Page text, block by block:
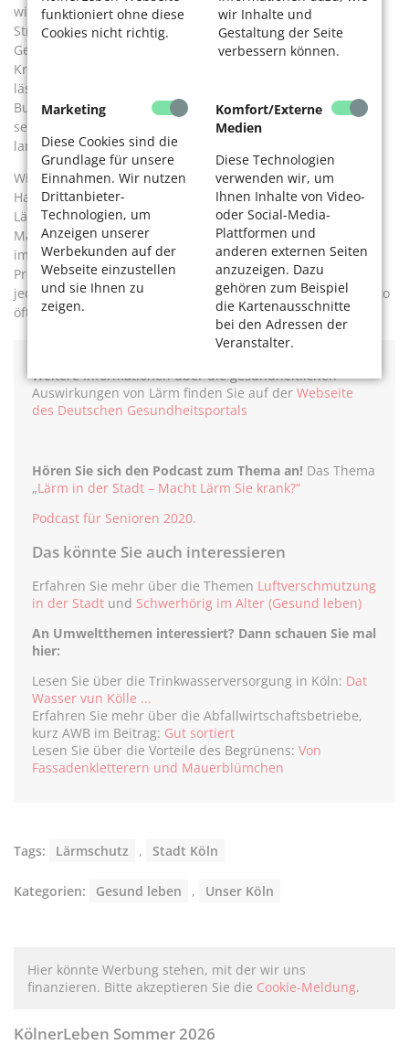
funktioniert ohne diese
Cookies nicht richtig.
wir Inhalte und
Gestaltung der Seite
verbessern können.
Marketing
Diese Cookies sind die
Grundlage für unsere
Einnahmen. Wir nutzen
Drittanbieter-
Technologien, um
Anzeigen unserer
Werbekunden auf der
Webseite einzustellen
und sie Ihnen zu
zeigen.
Komfort/Externe
Medien
Diese Technologien
verwenden wir, um
Ihnen Inhalte von Video-
oder Social-Media-
Plattformen und
anderen externen Seiten
anzuzeigen. Dazu
gehören zum Beispiel
die Kartenausschnitte
bei den Adressen der
Veranstalter.
wichtigsten gehören momentan lärmreduzierte
Straßenbeläge, Reduzierungen der zulässigen
Geschwindigkeiten, mehr Anwohnerparkzonen und mehr
Kreisverkehre statt Ampeln. Was sich wie schnell umsetzen
lässt, hängt auch von Zuständigkeiten ab – auf
Bundesstraßen oder Autobahnen etwa kann die Stadt Köln
selbst nicht tätig werden. „Die Lärmminderung ist eine
langfristige Angelegenheit.
Wichtigster Ansatzpunkt ist es, den Straßenverkehr als
Hauptverursacher zu reduzieren“, sagt Harald Krauß. Den
Lärmaktionsplan hält er nicht allein wegen konkreter
Maßnahmen für sinnvoll. Sondern vor allem, weil der Lärm
immer wieder zum öffentlichen Thema werde. „Das
Problembewusstsein wächst. Ebenso die Erkenntnis, dass
jeder selbst etwas beitragen kann und zum Beispiel das Auto
öfter mal stehen lässt.“
Weitere Informationen über die gesundheitlichen
Auswirkungen von Lärm finden Sie auf der Webseite
des Deutschen Gesundheitsportals
Hören Sie sich den Podcast zum Thema an! Das Thema
„Lärm in der Stadt – Macht Lärm Sie krank?“
Podcast für Senioren 2020.
Das könnte Sie auch interessieren
Erfahren Sie mehr über die Themen Luftverschmutzung
in der Stadt und Schwerhörig im Alter (Gesund leben)
An Umweltthemen interessiert? Dann schauen Sie mal
hier:
Lesen Sie über die Trinkwasserversorgung in Köln: Dat
Wasser vun Kölle ...
Erfahren Sie mehr über die Abfallwirtschaftsbetriebe,
kurz AWB im Beitrag: Gut sortiert
Lesen Sie über die Vorteile des Begrünens: Von
Fassadenkletterern und Mauerblümchen
Tags: Lärmschutz , Stadt Köln
Kategorien: Gesund leben , Unser Köln
Hier könnte Werbung stehen, mit der wir uns
finanzieren. Bitte akzeptieren Sie die Cookie-Meldung.
KölnerLeben Sommer 2026